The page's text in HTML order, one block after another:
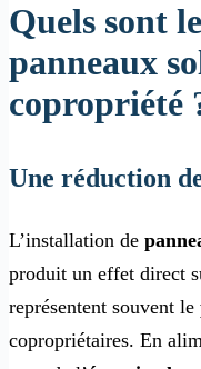
Quels sont
panneaux
copropriété
Une réduction
L’installation de
produit un effet direct
représentent souvent le
copropriétaires. En